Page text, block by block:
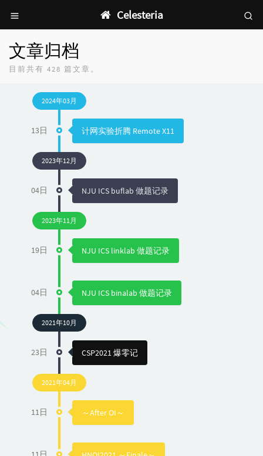
Celesteria
文章归档
目前共有 428 篇文章。
2024年03月
13日 计网实验折腾 Remote X11
2023年12月
04日 NJU ICS buflab 做题记录
2023年11月
19日 NJU ICS linklab 做题记录
04日 NJU ICS binalab 做题记录
2021年10月
23日 CSP2021 爆零记
2021年04月
11日 ～After OI～